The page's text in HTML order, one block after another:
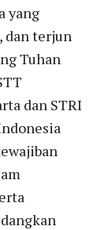
yang
dan terjun
Tuhan
dan STRI